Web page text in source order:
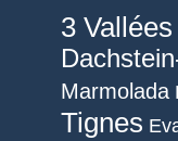
3 Vallées
Marmolada
Tignes